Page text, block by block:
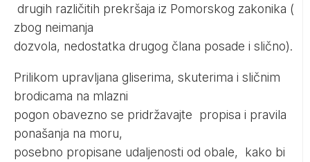
drugih različitih prekršaja iz Pomorskog zakonika (
zbog neimanja
dozvola, nedostatka drugog člana posade i slično).
Prilikom upravljana gliserima, skuterima i sličnim
brodicama na mlazni
pogon obavezno se pridržavajte propisa i pravila
ponašanja na moru,
posebno propisane udaljenosti od obale, kako bi